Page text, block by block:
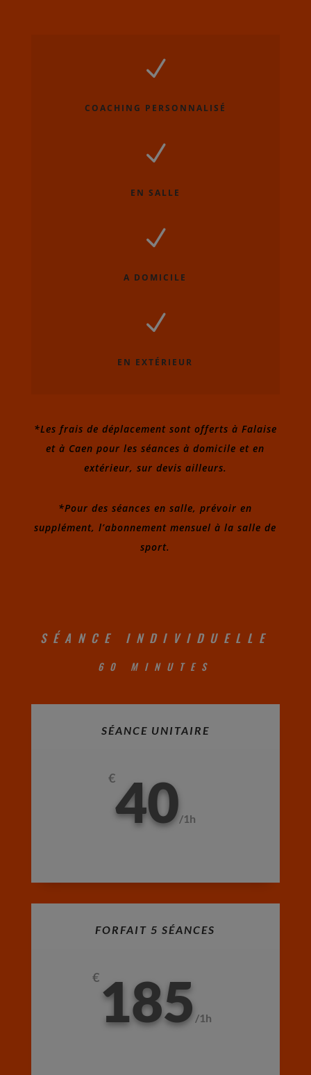
N
COACHING PERSONNALISÉ
N
EN SALLE
N
A DOMICILE
N
EN EXTÉRIEUR
*Les frais de déplacement sont offerts à Falaise
et à Caen pour les séances à domicile et en
extérieur, sur devis ailleurs.
*Pour des séances en salle, prévoir en
supplément, l’abonnement mensuel à la salle de
sport.
SÉANCE INDIVIDUELLE
60 MINUTES
SÉANCE UNITAIRE
€40/1h
FORFAIT 5 SÉANCES
€185 /1h